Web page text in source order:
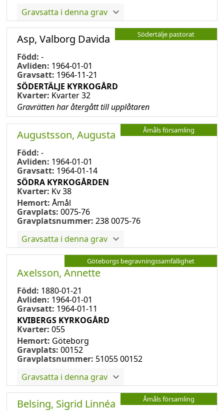
Gravsatta i denna grav
Södertälje pastorat
Asp, Valborg Davida
Född: -
Avliden: 1964-01-01
Gravsatt: 1964-11-21
SÖDERTÄLJE KYRKOGÅRD
Kvarter: Kvarter 32
Gravrätten har återgått till upplåtaren
Åmåls församling
Augustsson, Augusta
Född: -
Avliden: 1964-01-01
Gravsatt: 1964-01-14
SÖDRA KYRKOGÅRDEN
Kvarter: Kv 38
Hemort: Åmål
Gravplats: 0075-76
Gravplatsnummer: 238 0075-76
Gravsatta i denna grav
Göteborgs begravningssamfällighet
Axelsson, Annette
Född: 1880-01-21
Avliden: 1964-01-01
Gravsatt: 1964-01-11
KVIBERGS KYRKOGÅRD
Kvarter: 055
Hemort: Göteborg
Gravplats: 00152
Gravplatsnummer: 51055 00152
Gravsatta i denna grav
Åmåls församling
Belsing, Sigrid Linnéa